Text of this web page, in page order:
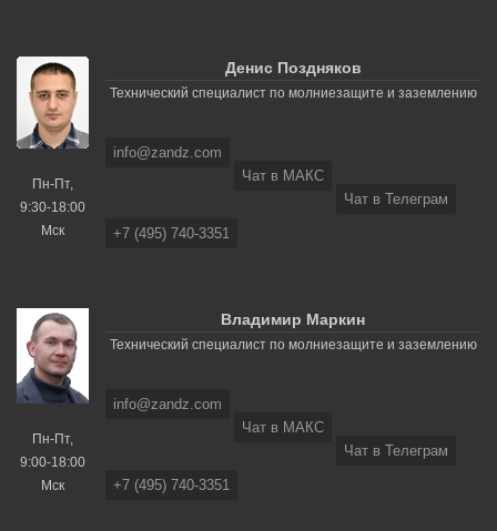
Пн-Пт,
9:30-18:00
Мск
Денис Поздняков
Технический специалист по молниезащите и заземлению
info@zandz.com
Чат в МАКС
Чат в Телеграм
+7 (495) 740-3351
Пн-Пт,
9:00-18:00
Мск
Владимир Маркин
Технический специалист по молниезащите и заземлению
info@zandz.com
Чат в МАКС
Чат в Телеграм
+7 (495) 740-3351